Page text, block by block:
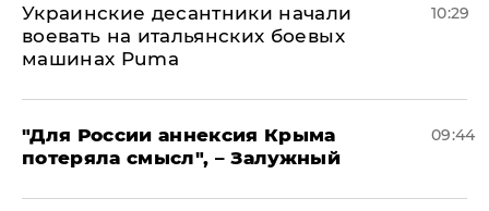
Украинские десантники начали
воевать на итальянских боевых
машинах Puma
10:29
"Для России аннексия Крыма
потеряла смысл", – Залужный
09:44